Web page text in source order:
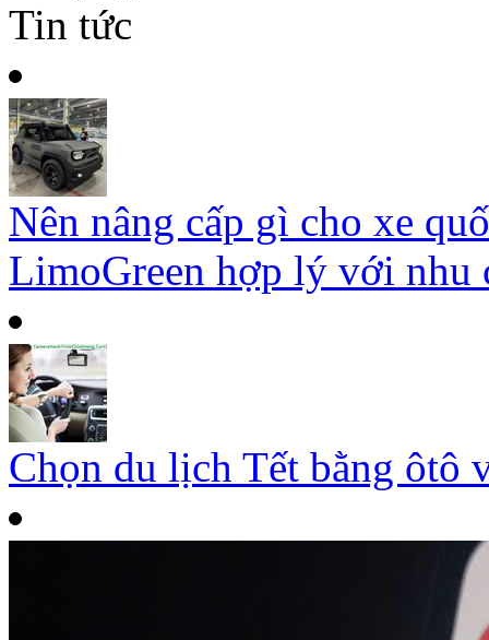
Tin tức
Nên nâng cấp gì cho xe
LimoGreen hợp lý với nhu
Chọn du lịch Tết bằng ôtô